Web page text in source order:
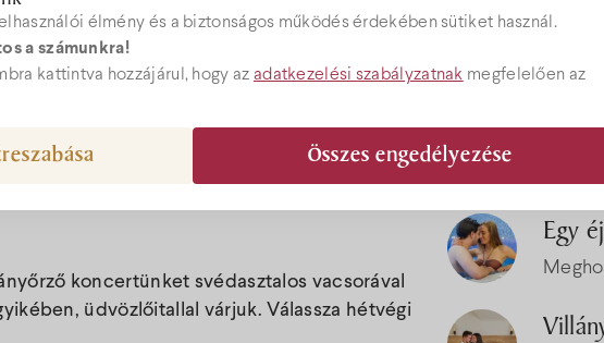
élmény és a biztonságos működés érdekében sütiket használ.
a számunkra!
kattintva hozzájárul, hogy az adatkezelési szabályzatnak megfelelően az
Összes engedélyezése
koncertünket svédasztalos vacsorával
üdvözlőitallal várjuk. Válassza hétvégi
Akciók
Egy
Árak
Akciók
Ajándékutalványok
Programok